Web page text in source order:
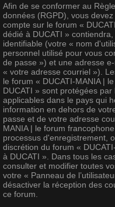
Afin de se conformer au
données (RGPD), vous
compte sur le forum «
dédié à DUCATI »
identifiable (votre « nom
personnel utilisé pour vous
de passe ») et une adresse
« votre adresse courriel »).
le forum « DUCATI-MANIA |
DUCATI » sont protégées
applicables dans le pays qui
information en dehors de
passe et de votre adresse
MANIA | le forum
processus d'enregistrement,
discrétion du forum «
à DUCATI ». Dans tous les
consulter et modifier toutes
votre « Panneau de
désactiver la réception des
ce forum.